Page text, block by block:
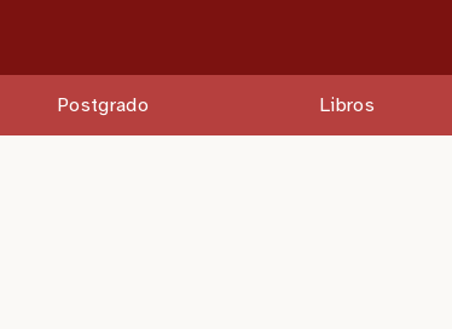
Postgrado Libros